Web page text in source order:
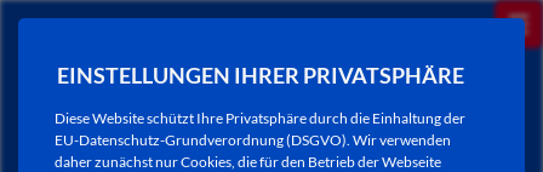
EINSTELLUNGEN IHRER PRIVATSPHÄRE
Diese Website schützt Ihre Privatsphäre durch die Einhaltung der
EU-Datenschutz-Grundverordnung (DSGVO). Wir verwenden
daher zunächst nur Cookies, die für den Betrieb der Webseite